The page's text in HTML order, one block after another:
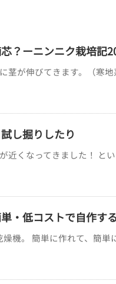
？ーニンニク栽培記
茎が伸びてきます。（寒
し掘りしたり
近くなってきました！ と
・低コストで自作す
機。 簡単に作れて、簡単